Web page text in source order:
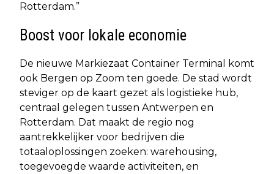
Rotterdam.”
Boost voor lokale economie
De nieuwe Markiezaat Container Terminal komt
ook Bergen op Zoom ten goede. De stad wordt
steviger op de kaart gezet als logistieke hub,
centraal gelegen tussen Antwerpen en
Rotterdam. Dat maakt de regio nog
aantrekkelijker voor bedrijven die
totaaloplossingen zoeken: warehousing,
toegevoegde waarde activiteiten, en